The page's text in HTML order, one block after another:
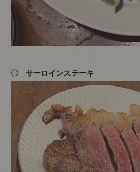
〇 サーロインステーキ